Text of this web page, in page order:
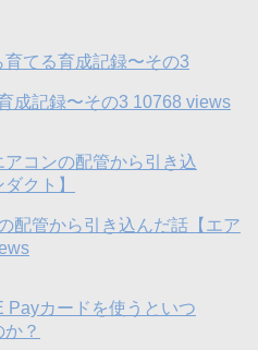
成記録〜その3 10768 views
配管から引き込んだ話【エア